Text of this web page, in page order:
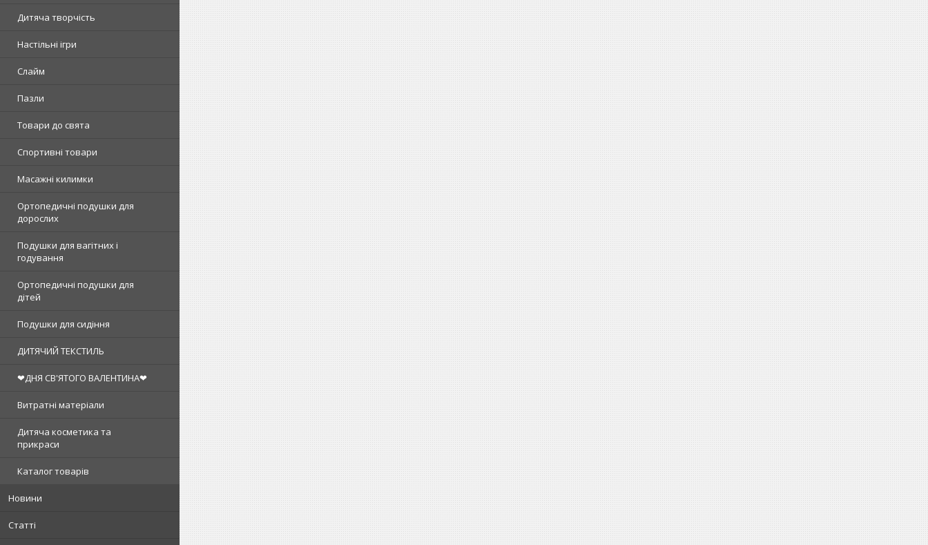
Дитяча творчість
Настільні ігри
Слайм
Пазли
Товари до свята
Спортивні товари
Масажні килимки
Ортопедичні подушки для
дорослих
Подушки для вагітних і
годування
Ортопедичні подушки для
дітей
Подушки для сидіння
ДИТЯЧИЙ ТЕКСТИЛЬ
❤ДНЯ СВ'ЯТОГО ВАЛЕНТИНА❤
Витратні матеріали
Дитяча косметика та
прикраси
Каталог товарів
Новини
Статті